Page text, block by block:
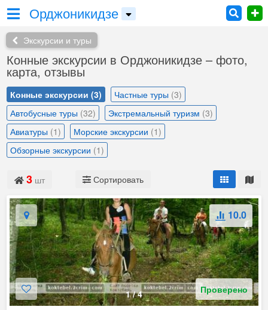
Орджоникидзе
Экскурсии и туры
Конные экскурсии в Орджоникидзе – фото,
карта, отзывы
Конные экскурсии (3) Частные туры (3)
Автобусные туры (32) Экстремальный туризм (3)
Авиатуры (1) Морские экскурсии (1)
Обзорные экскурсии (1)
3 шт Сортировать
1/4
10.0
Проверено